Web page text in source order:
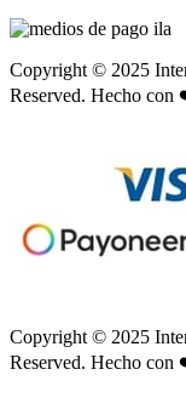
Copyright © 2025
Reserved. Hecho
Copyright © 2025
Reserved. Hecho